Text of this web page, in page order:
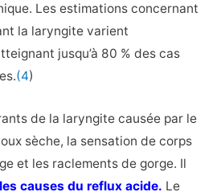
Les estimations concernant
la laryngite varient
jusqu’à 80 % des cas
(4)
de la laryngite causée par le
sèche, la sensation de corps
et les raclements de gorge. Il
les causes du reflux acide. Le